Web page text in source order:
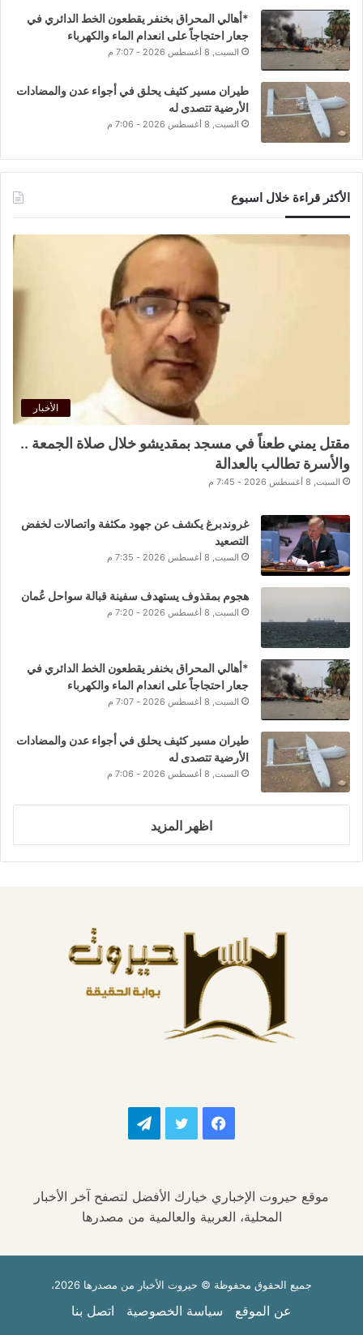
*أهالي المحراق بخنفر يقطعون الخط الدائري في
جعار احتجاجاً على انعدام الماء والكهرباء
السبت, 8 أغسطس 2026 - 7:07 م
طيران مسير كثيف يحلق في أجواء عدن والمضادات
الأرضية تتصدى له
السبت, 8 أغسطس 2026 - 7:06 م
الأكثر قراءة خلال اسبوع
الأخبار
مقتل يمني طعناً في مسجد بمقديشو خلال صلاة الجمعة ..
والأسرة تطالب بالعدالة
السبت, 8 أغسطس 2026 - 7:45 م
غروندبرغ يكشف عن جهود مكثفة واتصالات لخفض
التصعيد
السبت, 8 أغسطس 2026 - 7:35 م
هجوم بمقذوف يستهدف سفينة قبالة سواحل عُمان
السبت, 8 أغسطس 2026 - 7:20 م
*أهالي المحراق بخنفر يقطعون الخط الدائري في
جعار احتجاجاً على انعدام الماء والكهرباء
السبت, 8 أغسطس 2026 - 7:07 م
طيران مسير كثيف يحلق في أجواء عدن والمضادات
الأرضية تتصدى له
السبت, 8 أغسطس 2026 - 7:06 م
اظهر المزيد
فيسبوك تويتر تيلقرام
موقع حيروت الإخباري خيارك الأفضل لتصفح آخر الأخبار
المحلية، العربية والعالمية من مصدرها
جميع الحقوق محفوظة © حيروت الأخبار من مصدرها 2026،
عن الموقع سياسة الخصوصية اتصل بنا